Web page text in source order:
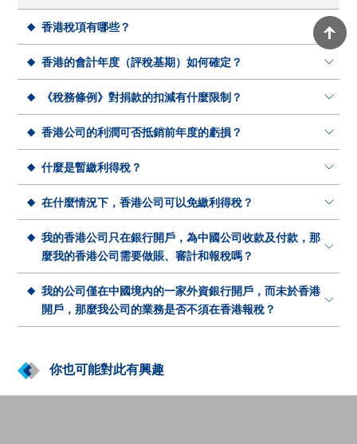
香港稅項有哪些？
香港稅項有三類：利得稅，薪俸稅及物業稅。利得稅為公司
應稅利潤的16.5％；薪俸稅標準稅率以淨入息總額的15%計
算；物業稅在扣除用於裝修和支出的20％標準稅收減免後，
擁有物業所得淨租金收入的15％。
香港的會計年度（評稅基期）如何確定？
評稅基期為以下期間之一：
也可定其它月份作為年結
《稅務條例》對捐款的扣減有什麼限制？
捐贈給已獲認可的慈善機構可獲准扣除。但規定捐款的總額
須不少於$100及不超過應評稅利潤之35%。
香港公司的利潤可否抵銷前年度的虧損？
納稅年度產生的虧損可予結轉並用以抵銷該公司隨後年度的
利潤。
什麼是暫繳利得稅？
利得稅是根據課稅年度內的實際利潤而徵收的。由於一年的
利潤只能在年末之後確定，因此，稅務局將在該年末之前徵
收暫繳利得稅。在下一年評估相關年度的利潤後，已繳付的
暫繳稅款可作支付該年度應繳付的利得稅。
在什麼情況下，香港公司可以免繳利得稅？
如果公司的收入非來源自香港，並且公司未在香港設立辦事
處及招聘香港員工，其賺取的利潤便可獲得豁免繳納利得稅
。
我的香港公司只在銀行開戶，為中國公司收款及付款，那
麼我的香港公司需要做賬、審計和報稅嗎？
需要，由於公司註冊成立是以利潤為目的，就算香港只扮演
代收代付的角色，也需做賬、審計，通過做賬將整個代收代
付的過程列式出來。
我的公司僅在中國境內的一家外資銀行開戶，而未於香港
開戶，那麼我公司的業務是否不須在香港報稅？
香港公司都有義務向稅務局申報其財務狀況。如果該公司在
香港沒有收入來源，則可以向稅務局申請豁免繳稅。
你也可能對此有興趣